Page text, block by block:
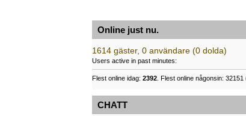
Online just nu.
1614 gäster, 0 användare (0 dolda)
Users active in past minutes:
Flest online idag: 2392. Flest online någonsin:
CHATT